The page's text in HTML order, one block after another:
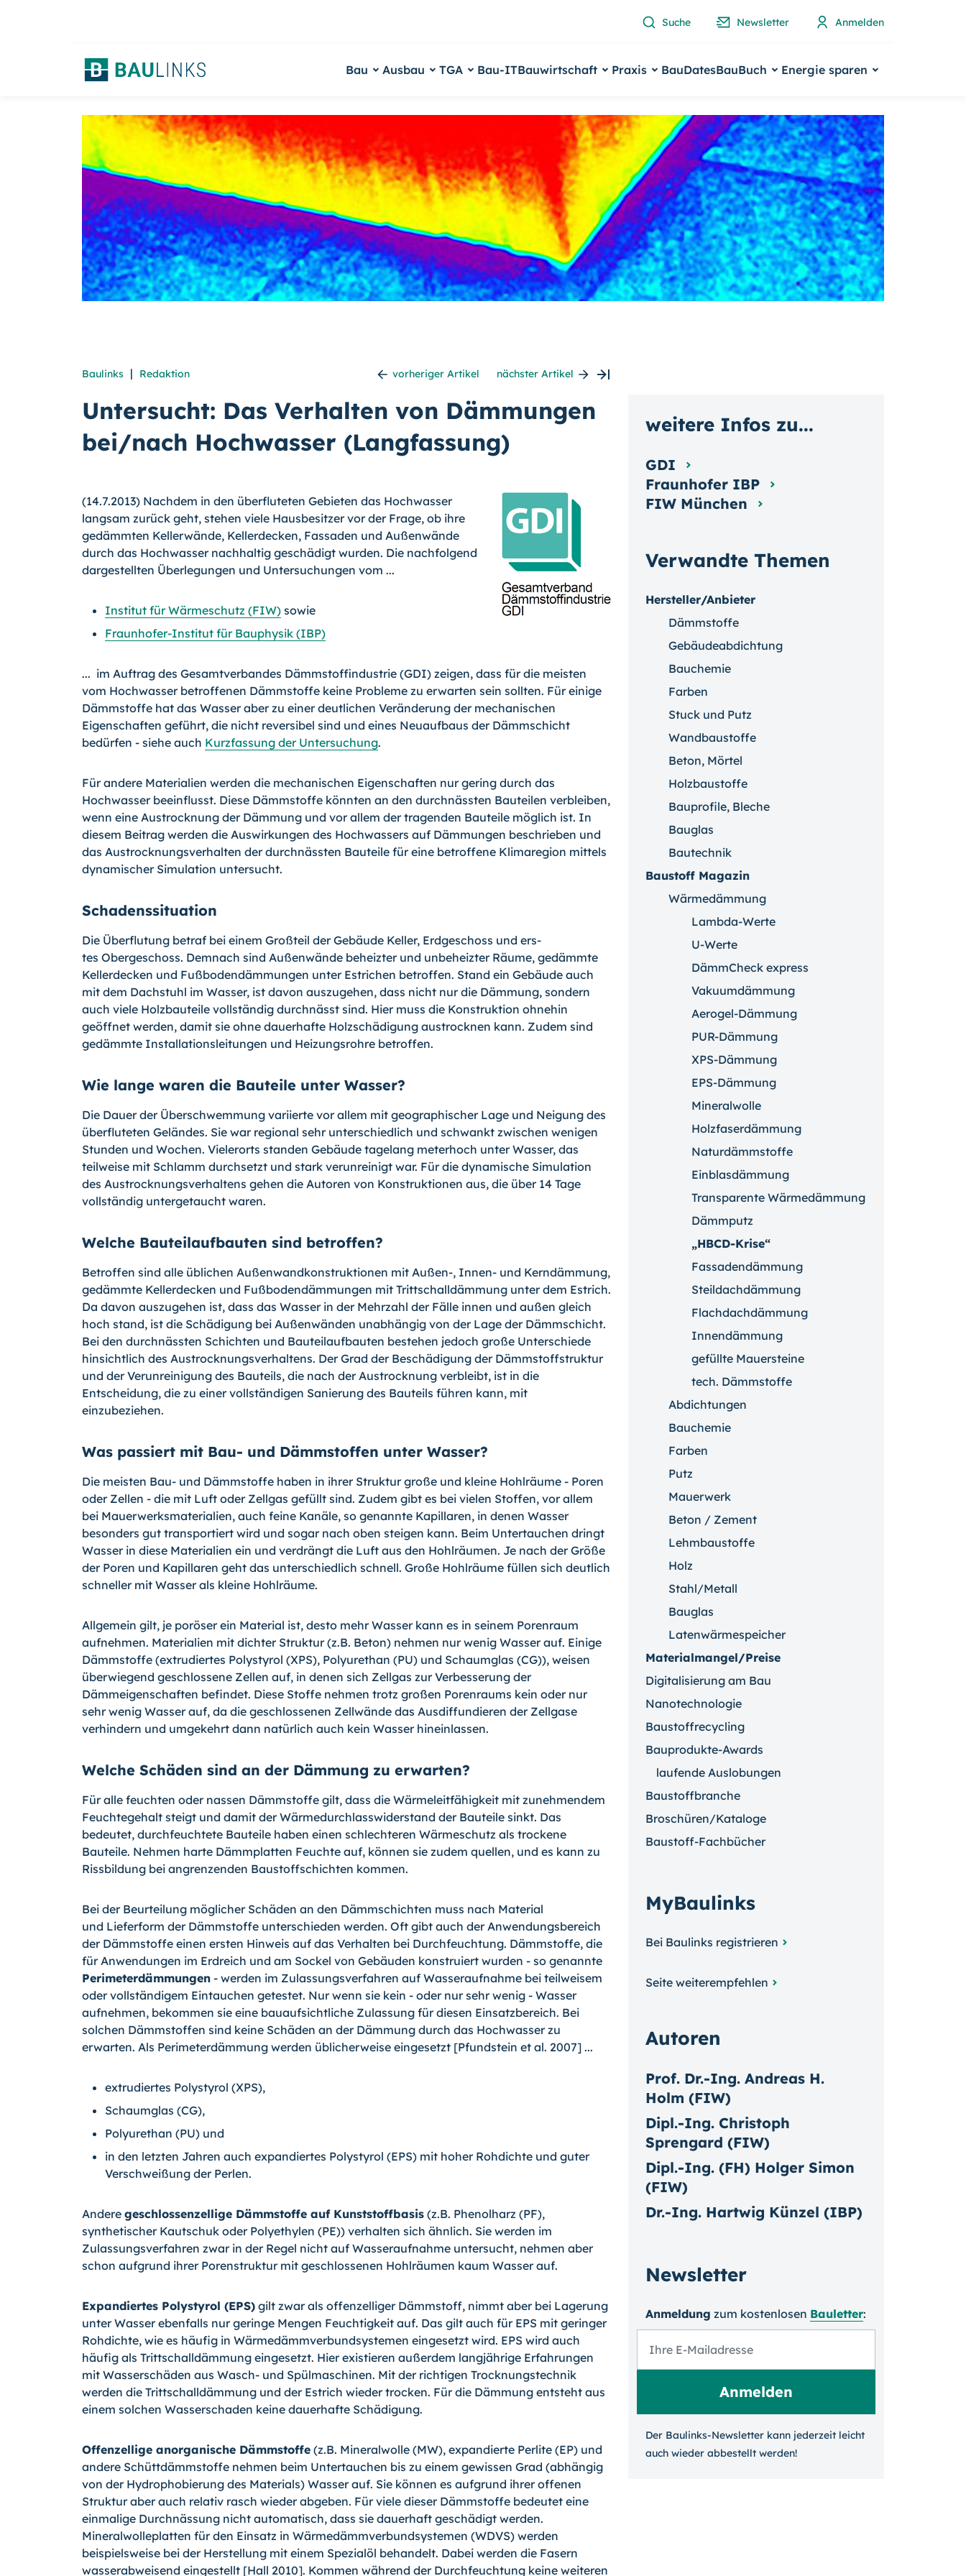
Suche Newsletter Anmelden
Bau Ausbau TGA Bau-ITBauwirtschaft Praxis BauDatesBauBuch Energie sparen
Baulinks | Redaktion vorheriger Artikel nächster Artikel
Untersucht: Das Verhalten von Dämmungen
bei/nach Hochwasser (Langfassung)
(14.7.2013) Nachdem in den überfluteten Gebieten das Hoch­wasser
langsam zurück geht, stehen viele Hausbesitzer vor der Frage, ob ihre
gedämmten Kellerwände, Kellerdecken, Fas­saden und Außenwände
durch das Hochwasser nachhaltig ge­schädigt wurden. Die nachfolgend
dargestellten Überlegungen und Untersuchungen vom ...
Institut für Wärmeschutz (FIW) sowie
Fraunhofer-Institut für Bauphysik (IBP)
... im Auftrag des Gesamtverbandes Dämmstoffindustrie (GDI) zeigen, dass für die meisten
vom Hochwasser betroffenen Dämmstoffe keine Probleme zu erwarten sein sollten. Für einige
Dämmstoffe hat das Wasser aber zu einer deutli­chen Veränderung der mechanischen
Eigenschaften geführt, die nicht reversibel sind und eines Neuauf­baus der Dämmschicht
bedürfen - siehe auch Kurzfassung der Untersuchung.
Für andere Materialien werden die mechanischen Eigenschaften nur gering durch das
Hochwasser beeinflusst. Diese Dämmstoffe könnten an den durchnässten Bauteilen verbleiben,
wenn eine Austrocknung der Dämmung und vor allem der tragenden Bau­teile möglich ist. In
diesem Beitrag werden die Auswirkungen des Hochwassers auf Dämmungen beschrieben und
das Austrocknungsverhalten der durchnässten Bauteile für eine betroffene Klimaregion mittels
dynamischer Simulation untersucht.
Schadenssituation
Die Überflutung betraf bei einem Großteil der Gebäude Keller, Erdgeschoss und ers­
tes Obergeschoss. Demnach sind Außenwände beheizter und unbeheizter Räume, ge­dämmte
Kellerdecken und Fußbodendämmungen unter Estrichen betroffen. Stand ein Gebäude auch
mit dem Dachstuhl im Wasser, ist davon auszugehen, dass nicht nur die Dämmung, sondern
auch viele Holzbauteile vollständig durchnässt sind. Hier muss die Konstruktion ohnehin
geöffnet werden, damit sie ohne dauerhafte Holzschädigung austrocknen kann. Zudem sind
gedämmte Installationsleitungen und Heizungsrohre betroffen.
Wie lange waren die Bauteile unter Wasser?
Die Dauer der Überschwemmung variierte vor allem mit geographischer Lage und Nei­gung des
überfluteten Geländes. Sie war regional sehr unterschiedlich und schwankt zwischen wenigen
Stunden und Wochen. Vielerorts standen Gebäude tagelang meter­hoch unter Wasser, das
teilweise mit Schlamm durchsetzt und stark verunreinigt war. Für die dynamische Simulation
des Austrocknungsverhaltens gehen die Autoren von Konstruktionen aus, die über 14 Tage
vollständig untergetaucht waren.
Welche Bauteilaufbauten sind betroffen?
Betroffen sind alle üblichen Außenwandkonstruktionen mit Außen-, Innen- und Kern­dämmung,
gedämmte Kellerdecken und Fußbodendämmungen mit Trittschalldämmung unter dem Estrich.
Da davon auszugehen ist, dass das Wasser in der Mehrzahl der Fälle innen und außen gleich
hoch stand, ist die Schädigung bei Außenwänden unab­hängig von der Lage der Dämmschicht.
Bei den durchnässten Schichten und Bauteil­aufbauten bestehen jedoch große Unterschiede
hinsichtlich des Austrocknungsverhal­tens. Der Grad der Beschädigung der Dämmstoffstruktur
und der Verunreinigung des Bauteils, die nach der Austrocknung verbleibt, ist in die
Entscheidung, die zu einer vollständigen Sanierung des Bauteils führen kann, mit
einzubeziehen.
Was passiert mit Bau- und Dämmstoffen unter Wasser?
Die meisten Bau- und Dämmstoffe haben in ihrer Struktur große und kleine Hohlräu­me - Poren
oder Zellen - die mit Luft oder Zellgas gefüllt sind. Zudem gibt es bei vie­len Stoffen, vor allem
bei Mauerwerksmaterialien, auch feine Kanäle, so genannte Ka­pillaren, in denen Wasser
besonders gut transportiert wird und sogar nach oben stei­gen kann. Beim Untertauchen dringt
Wasser in diese Materialien ein und verdrängt die Luft aus den Hohlräumen. Je nach der Größe
der Poren und Kapillaren geht das unter­schiedlich schnell. Große Hohlräume füllen sich deutlich
schneller mit Wasser als kleine Hohlräume.
Allgemein gilt, je poröser ein Material ist, desto mehr Wasser kann es in seinem Po­renraum
aufnehmen. Materialien mit dichter Struktur (z.B. Beton) nehmen nur wenig Wasser auf. Einige
Dämmstoffe (extrudiertes Polystyrol (XPS), Polyurethan (PU) und Schaumglas (CG)), weisen
überwiegend geschlossene Zellen auf, in denen sich Zellgas zur Verbesserung der
Dämmeigenschaften befindet. Diese Stoffe nehmen trotz großen Porenraums kein oder nur
sehr wenig Wasser auf, da die geschlossenen Zellwände das Ausdiffundieren der Zellgase
verhindern und umgekehrt dann natürlich auch kein Was­ser hineinlassen.
Welche Schäden sind an der Dämmung zu erwarten?
Für alle feuchten oder nassen Dämmstoffe gilt, dass die Wärmeleitfähigkeit mit zuneh­mendem
Feuchtegehalt steigt und damit der Wärmedurchlasswiderstand der Bauteile sinkt. Das
bedeutet, durchfeuchtete Bauteile haben einen schlechteren Wärmeschutz als trockene
Bauteile. Nehmen harte Dämmplatten Feuchte auf, können sie zudem quellen, und es kann zu
Rissbildung bei angrenzenden Baustoffschichten kommen.
Bei der Beurteilung möglicher Schäden an den Dämmschichten muss nach Material
und Lieferform der Dämmstoffe unterschieden werden. Oft gibt auch der Anwendungs­bereich
der Dämmstoffe einen ersten Hinweis auf das Verhalten bei Durchfeuchtung. Dämmstoffe, die
für Anwendungen im Erdreich und am Sockel von Gebäuden konstru­iert wurden - so genannte
Perimeterdämmungen - werden im Zulassungsverfah­ren auf Wasseraufnahme bei teilweisem
oder vollständigem Eintauchen getestet. Nur wenn sie kein - oder nur sehr wenig - Wasser
aufnehmen, bekommen sie eine bauauf­sichtliche Zulassung für diesen Einsatzbereich. Bei
solchen Dämmstoffen sind keine Schäden an der Dämmung durch das Hochwasser zu
erwarten. Als Perimeterdämmung werden üblicherweise eingesetzt [Pfundstein et al. 2007] ...
extrudiertes Polystyrol (XPS),
Schaumglas (CG),
Polyurethan (PU) und
in den letzten Jahren auch expandiertes Polystyrol (EPS) mit hoher Rohdichte und guter
Verschweißung der Perlen.
Andere geschlossenzellige Dämmstoffe auf Kunststoffbasis (z.B. Phenolharz (PF),
synthetischer Kautschuk oder Polyethylen (PE)) verhalten sich ähnlich. Sie werden im
Zulassungsverfahren zwar in der Regel nicht auf Wasseraufnahme untersucht, nehmen aber
schon aufgrund ihrer Porenstruktur mit geschlossenen Hohlräumen kaum Wasser auf.
Expandiertes Polystyrol (EPS) gilt zwar als offenzelliger Dämmstoff, nimmt aber bei Lagerung
unter Wasser ebenfalls nur geringe Mengen Feuchtigkeit auf. Das gilt auch für EPS mit geringer
Rohdichte, wie es häufig in Wärmedämmverbundsystemen einge­setzt wird. EPS wird auch
häufig als Trittschalldämmung eingesetzt. Hier existieren außerdem langjährige Erfahrungen
mit Wasserschäden aus Wasch- und Spülmaschi­nen. Mit der richtigen Trocknungstechnik
werden die Trittschalldämmung und der Es­trich wieder trocken. Für die Dämmung entsteht aus
einem solchen Wasserschaden keine dauerhafte Schädigung.
Offenzellige anorganische Dämmstoffe (z.B. Mineralwolle (MW), expandierte Per­lite (EP) und
andere Schüttdämmstoffe nehmen beim Untertauchen bis zu einem ge­wissen Grad (abhängig
von der Hydrophobierung des Materials) Wasser auf. Sie kön­nen es aufgrund ihrer offenen
Struktur aber auch relativ rasch wieder abgeben. Für viele dieser Dämmstoffe bedeutet eine
einmalige Durchnässung nicht automatisch, dass sie dauerhaft geschädigt werden.
Mineralwolleplatten für den Einsatz in Wärme­dämmverbundsystemen (WDVS) werden
beispielsweise bei der Herstellung mit einem Spezialöl behandelt. Dabei werden die Fasern
wasserabweisend eingestellt [Hall 2010]. Kommen während der Durchfeuchtung keine weiteren
Verwandte Themen
Hersteller/Anbieter
Dämmstoffe
Gebäudeabdichtung
Bauchemie
Farben
Stuck und Putz
Wandbaustoffe
Beton, Mörtel
Holzbaustoffe
Bauprofile, Bleche
Bauglas
Bautechnik
Baustoff Magazin
Wärmedämmung
Lambda-Werte
U-Werte
DämmCheck express
Vakuumdämmung
Aerogel-Dämmung
PUR-Dämmung
XPS-Dämmung
EPS-Dämmung
Mineralwolle
Holzfaserdämmung
Naturdämmstoffe
Einblasdämmung
Transparente Wärmedämmung
Dämmputz
„HBCD-Krise“
Fassadendämmung
Steildachdämmung
Flachdachdämmung
Innendämmung
gefüllte Mauersteine
tech. Dämmstoffe
Abdichtungen
Bauchemie
Farben
Putz
Mauerwerk
Beton / Zement
Lehmbaustoffe
Holz
Stahl/Metall
Bauglas
Latenwärmespeicher
Materialmangel/Preise
Digitalisierung am Bau
Nanotechnologie
Baustoffrecycling
Bauprodukte-Awards
laufende Auslobungen
Baustoffbranche
Broschüren/Kataloge
Baustoff-Fachbücher
MyBaulinks
Bei Baulinks registrieren
Seite weiterempfehlen
Autoren
Prof. Dr.-Ing. Andreas H.
Holm (FIW)
Dipl.-Ing. Christoph
Sprengard (FIW)
Dipl.-Ing. (FH) Holger Simon
(FIW)
Dr.-Ing. Hartwig Künzel (IBP)
Newsletter
Anmeldung zum kosten­losen Bauletter:
Der Baulinks-Newsletter kann jeder­zeit leicht
auch wieder ab­bestellt werden!
weitere Infos zu...
GDI
Fraunhofer IBP
FIW München